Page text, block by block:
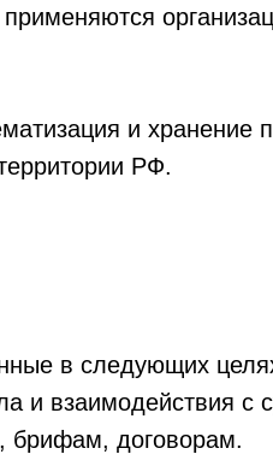
и хранение
РФ.
в следующих
и взаимодействия с
брифам, договорам.